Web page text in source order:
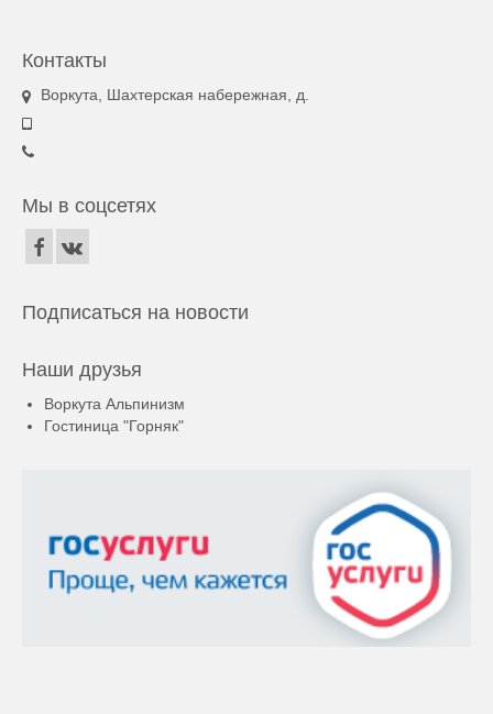
Контакты
Воркута, Шахтерская набережная, д.
Мы в соцсетях
Подписаться на новости
Наши друзья
Воркута Альпинизм
Гостиница "Горняк"